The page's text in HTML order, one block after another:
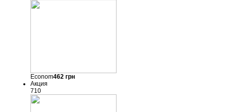
Econom462грн
Акция
710